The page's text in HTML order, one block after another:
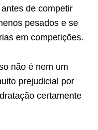
de competir
pesados e se
em competições.
não é nem um
prejudicial por
certamente